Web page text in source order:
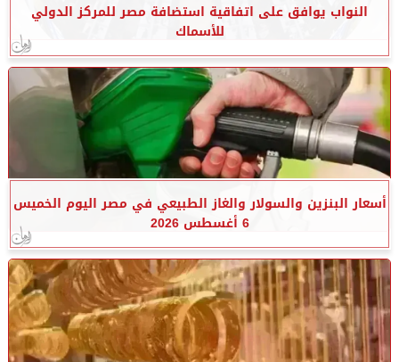
النواب يوافق على اتفاقية استضافة مصر للمركز الدولي
للأسماك
أسعار البنزين والسولار والغاز الطبيعي في مصر اليوم الخميس
6 أغسطس 2026